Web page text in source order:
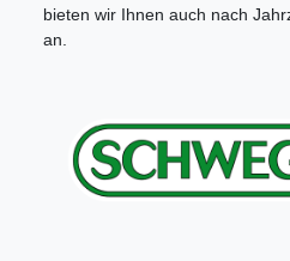
bieten wir Ihnen auch nach
an.